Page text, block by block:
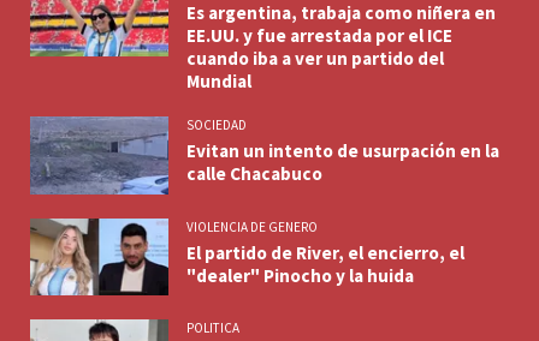
Es argentina, trabaja como niñera en
EE.UU. y fue arrestada por el ICE
cuando iba a ver un partido del
Mundial
SOCIEDAD
Evitan un intento de usurpación en la
calle Chacabuco
VIOLENCIA DE GENERO
El partido de River, el encierro, el
"dealer" Pinocho y la huida
POLITICA